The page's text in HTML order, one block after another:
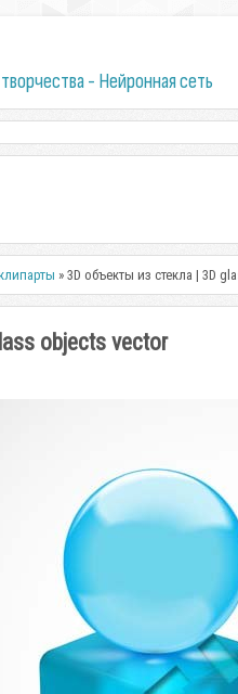
- Нейронная сеть
» 3D объекты из стекла | 3D
objects vector